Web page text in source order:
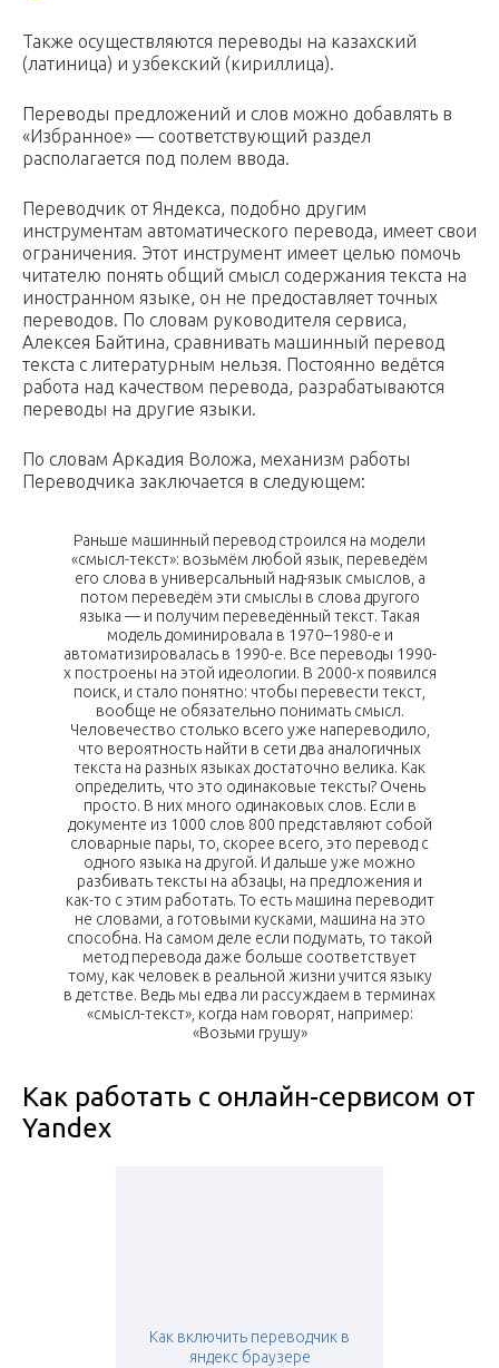
Также осуществляются переводы на казахский
(латиница) и узбекский (кириллица).
Переводы предложений и слов можно добавлять в
«Избранное» — соответствующий раздел
располагается под полем ввода.
Переводчик от Яндекса, подобно другим
инструментам автоматического перевода, имеет свои
ограничения. Этот инструмент имеет целью помочь
читателю понять общий смысл содержания текста на
иностранном языке, он не предоставляет точных
переводов. По словам руководителя сервиса,
Алексея Байтина, сравнивать машинный перевод
текста с литературным нельзя. Постоянно ведётся
работа над качеством перевода, разрабатываются
переводы на другие языки.
По словам Аркадия Воложа, механизм работы
Переводчика заключается в следующем:
Раньше машинный перевод строился на модели
«смысл-текст»: возьмём любой язык, переведём
его слова в универсальный над-язык смыслов, а
потом переведём эти смыслы в слова другого
языка — и получим переведённый текст. Такая
модель доминировала в 1970–1980-е и
автоматизировалась в 1990-е. Все переводы 1990-
х построены на этой идеологии. В 2000-х появился
поиск, и стало понятно: чтобы перевести текст,
вообще не обязательно понимать смысл.
Человечество столько всего уже напереводило,
что вероятность найти в сети два аналогичных
текста на разных языках достаточно велика. Как
определить, что это одинаковые тексты? Очень
просто. В них много одинаковых слов. Если в
документе из 1000 слов 800 представляют собой
словарные пары, то, скорее всего, это перевод с
одного языка на другой. И дальше уже можно
разбивать тексты на абзацы, на предложения и
как-то с этим работать. То есть машина переводит
не словами, а готовыми кусками, машина на это
способна. На самом деле если подумать, то такой
метод перевода даже больше соответствует
тому, как человек в реальной жизни учится языку
в детстве. Ведь мы едва ли рассуждаем в терминах
«смысл-текст», когда нам говорят, например:
«Возьми грушу»
Как работать с онлайн-сервисом от
Yandex
Как включить переводчик в
яндекс браузере